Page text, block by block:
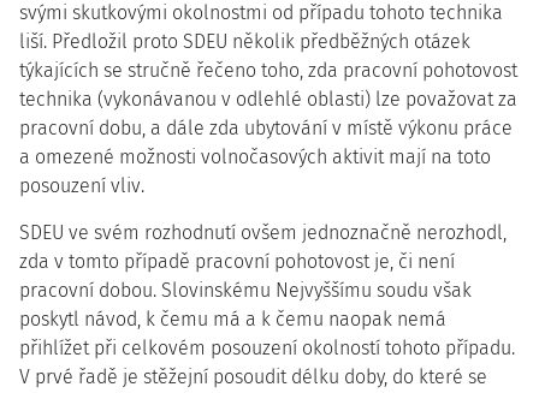
svými skutkovými okolnostmi od případu tohoto technika
liší. Předložil proto SDEU několik předběžných otázek
týkajících se stručně řečeno toho, zda pracovní pohotovost
technika (vykonávanou v odlehlé oblasti) lze považovat za
pracovní dobu, a dále zda ubytování v místě výkonu práce
a omezené možnosti volnočasových aktivit mají na toto
posouzení vliv.
SDEU ve svém rozhodnutí ovšem jednoznačně nerozhodl,
zda v tomto případě pracovní pohotovost je, či není
pracovní dobou. Slovinskému Nejvyššímu soudu však
poskytl návod, k čemu má a k čemu naopak nemá
přihlížet při celkovém posouzení okolností tohoto případu.
V prvé řadě je stěžejní posoudit délku doby, do které se